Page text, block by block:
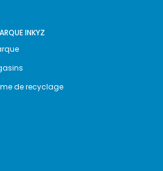
INKYZ
de recyclage